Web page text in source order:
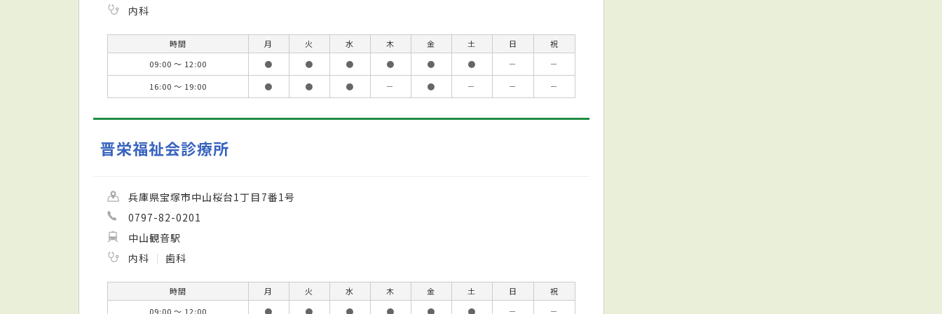
内科
時間 月 火 水 木 金 土 日
祝
09:00 ～ 12:00
● ● ● ● ● ● －
－
16:00 ～ 19:00
● ● ● － ● － － －
晋栄福祉会診療所
兵庫県宝塚市中山桜台1丁目7番1号
0797-82-0201
中山観音駅
内科
歯科
時間 月 火 水 木 金 土 日
祝
09:00 ～ 12:00
● ● ● ● ● ● － －